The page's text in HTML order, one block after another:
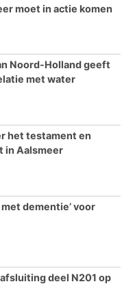
moet in actie komen
Noord-Holland geeft
met water
het testament en
in Aalsmeer
met dementie’ voor
deel N201 op